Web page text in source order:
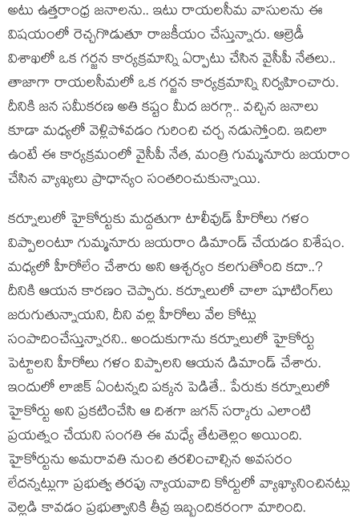
అటు ఉత్తరాంధ్ర జనాలను.. ఇటు రాయలసీమ వాసులను ఈ
విషయంలో రెచ్చగొడుతూ రాజకీయం చేస్తున్నారు. ఆల్రెడీ
విశాఖలో ఒక గర్జన కార్యక్రమాన్ని ఏర్పాటు చేసిన వైసీపీ నేతలు..
తాజాగా రాయలసీమలో ఒక గర్జన కార్యక్రమాన్ని నిర్వహించారు.
దీనికి జన సమీకరణ అతి కష్టం మీద జరగ్గా.. వచ్చిన జనాలు
కూడా మధ్యలో వెళ్లిపోవడం గురించి చర్చ నడుస్తోంది. ఇదిలా
ఉంటే ఈ కార్యక్రమంలో వైసీపీ నేత, మంత్రి గుమ్మనూరు జయరాం
చేసిన వ్యాఖ్యలు ప్రాధాన్యం సంతరించుకున్నాయి.
కర్నూలులో హైకోర్టుకు మద్దతుగా టాలీవుడ్ హీరోలు గళం
విప్పాలంటూ గుమ్మనూరు జయరాం డిమాండ్ చేయడం విశేషం.
మధ్యలో హీరోలేం చేశారు అని ఆశ్చర్యం కలగుతోంది కదా..?
దీనికి ఆయన కారణం చెప్పారు. కర్నూలులో చాలా షూటింగ్‌లు
జరుగుతున్నాయని, దీని వల్ల హీరోలు వేల కోట్లు
సంపాదించేస్తున్నారని.. అందుకుగాను కర్నూలులో హైకోర్టు
పెట్టాలని హీరోలు గళం విప్పాలని ఆయన డిమాండ్ చేశారు.
ఇందులో లాజిక్ ఏంటన్నది పక్కన పెడితే.. పేరుకు కర్నూలులో
హైకోర్టు అని ప్రకటించేసి ఆ దిశగా జగన్ సర్కారు ఎలాంటి
ప్రయత్నం చేయని సంగతి ఈ మధ్యే తేటతెల్లం అయింది.
హైకోర్టును అమరావతి నుంచి తరలించాల్సిన అవసరం
లేదన్నట్లుగా ప్రభుత్వ తరఫు న్యాయవాది కోర్టులో వ్యాఖ్యానించినట్లు
వెల్లడి కావడం ప్రభుత్వానికి తీవ్ర ఇబ్బందికరంగా మారింది.